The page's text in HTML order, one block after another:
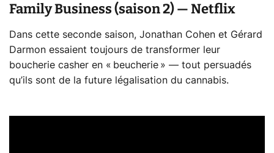
Family Business (saison 2) — Netflix
Dans cette seconde saison, Jonathan Cohen et Gérard
Darmon essaient toujours de transformer leur
boucherie casher en « beucherie » — tout persuadés
qu’ils sont de la future légalisation du cannabis.